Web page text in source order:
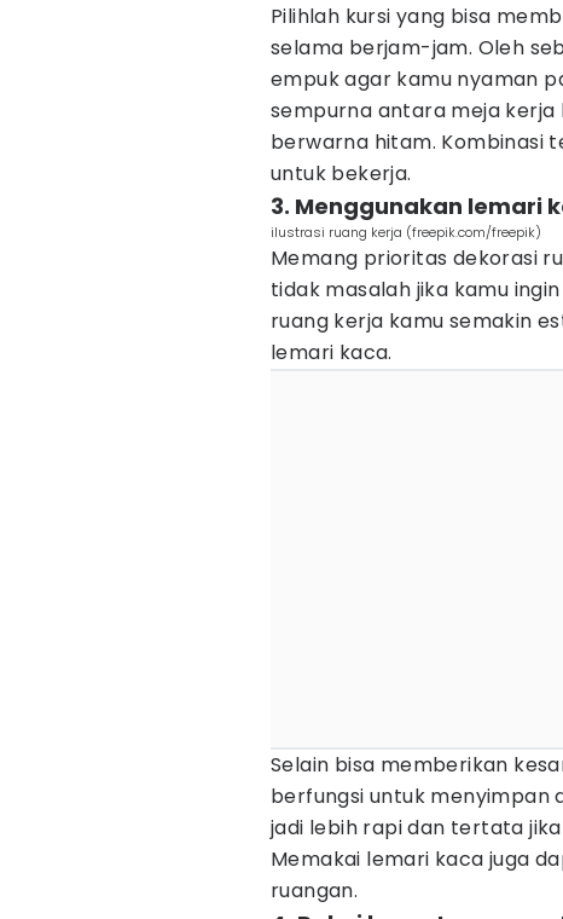
Pilihlah kursi yang bisa
selama berjam-jam. Oleh
empuk agar kamu nyaman
sempurna antara meja
berwarna hitam. Kombinasi
untuk bekerja.
3. Menggunakan lemari
ilustrasi ruang kerja (freepik.com/freepik)
Memang prioritas dekorasi
tidak masalah jika kamu
ruang kerja kamu semakin
lemari kaca.
Selain bisa memberikan
berfungsi untuk menyimpan
jadi lebih rapi dan tertata
Memakai lemari kaca juga
ruangan.